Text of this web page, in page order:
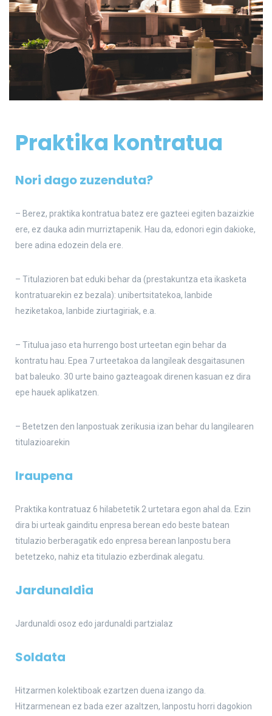
Praktika kontratua
Nori dago zuzenduta?
– Berez, praktika kontratua batez ere gazteei egiten bazaizkie
ere, ez dauka adin murriztapenik. Hau da, edonori egin dakioke,
bere adina edozein dela ere.
– Titulazioren bat eduki behar da (prestakuntza eta ikasketa
kontratuarekin ez bezala): unibertsitatekoa, lanbide
heziketakoa, lanbide ziurtagiriak, e.a.
– Titulua jaso eta hurrengo bost urteetan egin behar da
kontratu hau. Epea 7 urteetakoa da langileak desgaitasunen
bat baleuko. 30 urte baino gazteagoak direnen kasuan ez dira
epe hauek aplikatzen.
– Betetzen den lanpostuak zerikusia izan behar du langilearen
titulazioarekin
Iraupena
Praktika kontratuaz 6 hilabetetik 2 urtetara egon ahal da. Ezin
dira bi urteak gainditu enpresa berean edo beste batean
titulazio berberagatik edo enpresa berean lanpostu bera
betetzeko, nahiz eta titulazio ezberdinak alegatu.
Jardunaldia
Jardunaldi osoz edo jardunaldi partzialaz
Soldata
Hitzarmen kolektiboak ezartzen duena izango da.
Hitzarmenean ez bada ezer azaltzen, lanpostu horri dagokion